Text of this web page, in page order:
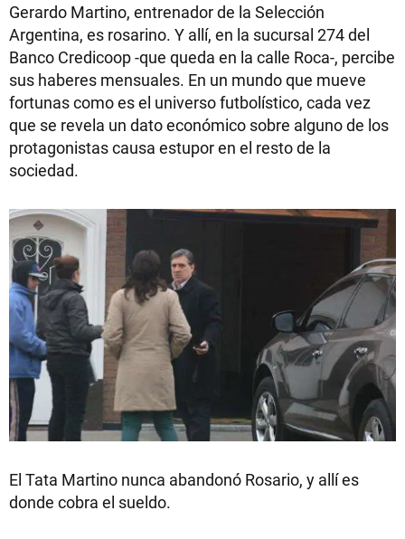
Gerardo Martino, entrenador de la Selección
Argentina, es rosarino. Y allí, en la sucursal 274 del
Banco Credicoop -que queda en la calle Roca-, percibe
sus haberes mensuales. En un mundo que mueve
fortunas como es el universo futbolístico, cada vez
que se revela un dato económico sobre alguno de los
protagonistas causa estupor en el resto de la
sociedad.
El Tata Martino nunca abandonó Rosario, y allí es
donde cobra el sueldo.